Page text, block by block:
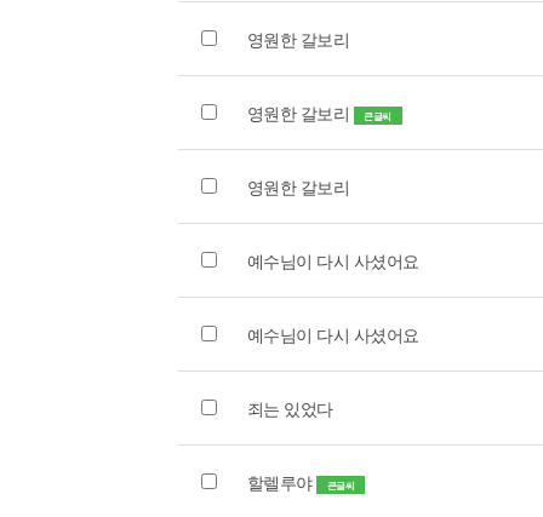
영원한 갈보리
영원한 갈보리 큰글씨
영원한 갈보리
예수님이 다시 사셨어요
예수님이 다시 사셨어요
죄는 있었다
할렐루야 큰글씨